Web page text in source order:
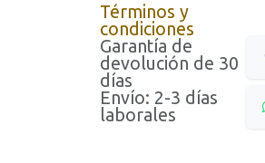
Términos y
condiciones
Garantía de
devolución de 30
días
Envío: 2-3 días
laborales